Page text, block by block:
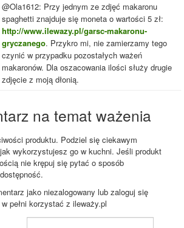
@Ola1612: Przy jednym ze zdjęć makaronu
spaghetti znajduje się moneta o wartości 5 zł:
http://www.ilewazy.pl/garsc-makaronu-
gryczanego. Przykro mi, nie zamierzamy tego
czynić w przypadku pozostałych ważeń
makaronów. Dla oszacowania ilości służy drugie
zdjęcie z moją dłonią.
na temat ważenia
produktu. Podziel się ciekawym
wykorzystujesz go w kuchni. Jeśli produkt
nie krępuj się pytać o sposób
jako niezalogowany lub zaloguj się
pełni korzystać z ileważy.pl